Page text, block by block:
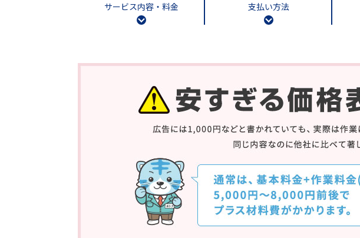
サービス内容・料金 支払い方法